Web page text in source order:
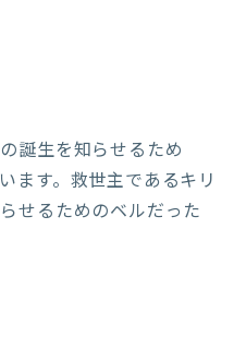
誕生を知らせるため
ます。救世主であるキリ
せるためのベルだった